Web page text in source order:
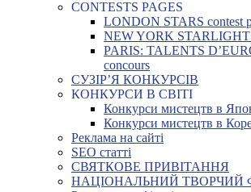
CONTESTS PAGES
LONDON STARS contest
NEW YORK
PARIS: TALENTS
concours
СУЗІР’Я КОНКУРСІВ
КОНКУРСИ В СВІТІ
Конкурси мистецтв в
Конкурси мистецтв в
Реклама на сайті
SEO статті
СВЯТКОВЕ ПРИВІТАННЯ
НАЦІОНАЛЬНИЙ ТВОРЧИЙ